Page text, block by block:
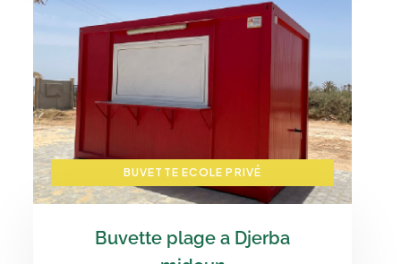
BUVETTE ECOLE PRIVÉ
Buvette plage a Djerba